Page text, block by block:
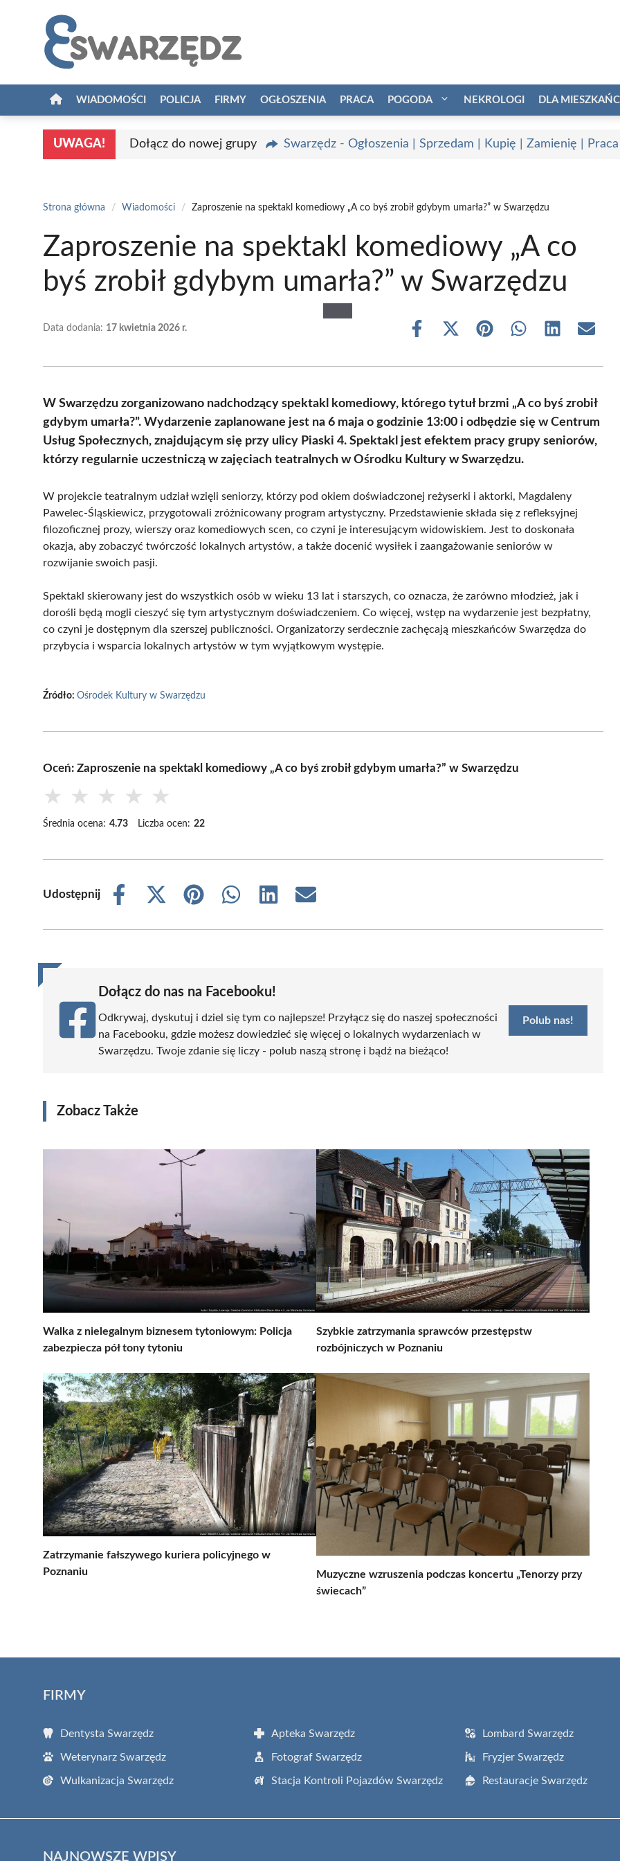
WIADOMOŚCI POLICJA FIRMY OGŁOSZENIA PRACA POGODA NEKROLOGI DLA
UWAGA! Dołącz do nowej grupy Swarzędz - Ogłoszenia | Sprzedam | Kupię | Zamienię | Praca
Strona główna / Wiadomości / Zaproszenie na spektakl komediowy „A co byś zrobił gdybym umarła?” w Swarzędzu
Zaproszenie na spektakl komediowy „A co
byś zrobił gdybym umarła?” w Swarzędzu
Data dodania: 17 kwietnia 2026 r.
Share
Share
(Twitter)
Share Share Share Share
W Swarzędzu zorganizowano nadchodzący spektakl komediowy, którego tytuł brzmi „A co byś zrobił
gdybym umarła?”. Wydarzenie zaplanowane jest na 6 maja o godzinie 13:00 i odbędzie się w Centrum
Usług Społecznych, znajdującym się przy ulicy Piaski 4. Spektakl jest efektem pracy grupy seniorów,
którzy regularnie uczestniczą w zajęciach teatralnych w Ośrodku Kultury w Swarzędzu.
W projekcie teatralnym udział wzięli seniorzy, którzy pod okiem doświadczonej reżyserki i aktorki, Magdaleny
Pawelec-Śląskiewicz, przygotowali zróżnicowany program artystyczny. Przedstawienie składa się z refleksyjnej
filozoficznej prozy, wierszy oraz komediowych scen, co czyni je interesującym widowiskiem. Jest to doskonała
okazja, aby zobaczyć twórczość lokalnych artystów, a także docenić wysiłek i zaangażowanie seniorów w
rozwijanie swoich pasji.
Spektakl skierowany jest do wszystkich osób w wieku 13 lat i starszych, co oznacza, że zarówno młodzież, jak i
dorośli będą mogli cieszyć się tym artystycznym doświadczeniem. Co więcej, wstęp na wydarzenie jest bezpłatny,
co czyni je dostępnym dla szerszej publiczności. Organizatorzy serdecznie zachęcają mieszkańców Swarzędza do
przybycia i wsparcia lokalnych artystów w tym wyjątkowym występie.
Źródło: Ośrodek Kultury w Swarzędzu
Oceń: Zaproszenie na spektakl komediowy „A co byś zrobił gdybym umarła?” w Swarzędzu
★ ★ ★ ★ ★
Średnia ocena: 4.73 Liczba ocen: 22
Udostępnij
Share
Share
(Twitter)
Share
Share
Share
Share
Dołącz do nas na Facebooku!
Odkrywaj, dyskutuj i dziel się tym co najlepsze! Przyłącz się do naszej społeczności
na Facebooku, gdzie możesz dowiedzieć się więcej o lokalnych wydarzeniach w
Swarzędzu. Twoje zdanie się liczy - polub naszą stronę i bądź na bieżąco!
Polub nas!
Zobacz Także
Walka z nielegalnym biznesem tytoniowym: Policja
zabezpiecza pół tony tytoniu
Szybkie zatrzymania sprawców przestępstw
rozbójniczych w Poznaniu
Zatrzymanie fałszywego kuriera policyjnego w
Poznaniu
Muzyczne wzruszenia podczas koncertu „Tenorzy przy
świecach”
FIRMY
Dentysta Swarzędz Apteka Swarzędz Lombard Swarzędz
Weterynarz Swarzędz Fotograf Swarzędz Fryzjer Swarzędz
Wulkanizacja Swarzędz Stacja Kontroli Pojazdów Swarzędz Restauracje Swarzędz
NAJNOWSZE WPISY